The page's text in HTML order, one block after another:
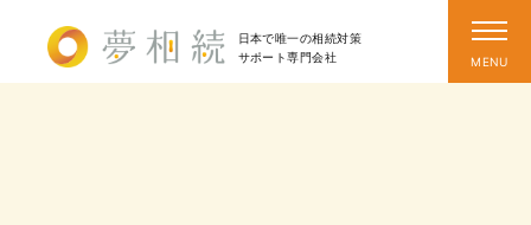
日本で唯一の相続対策
サポート専門会社